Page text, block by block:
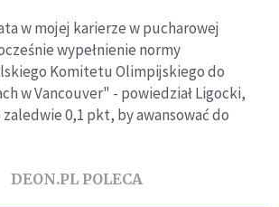
w mojej karierze w pucharowej
wypełnienie normy
Komitetu Olimpijskiego do
w Vancouver" - powiedział Ligocki,
0,1 pkt, by awansować do
DEON.PL POLECA